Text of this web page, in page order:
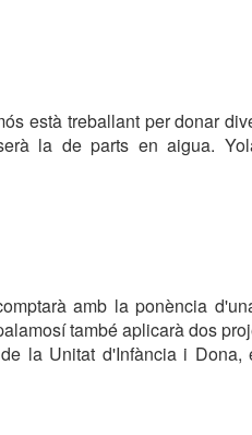
està treballant per donar
la de parts en aigua.
amb la ponència
també aplicarà dos
la Unitat d'Infància i Dona,